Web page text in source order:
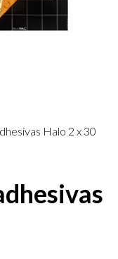
Halo 2 x 30